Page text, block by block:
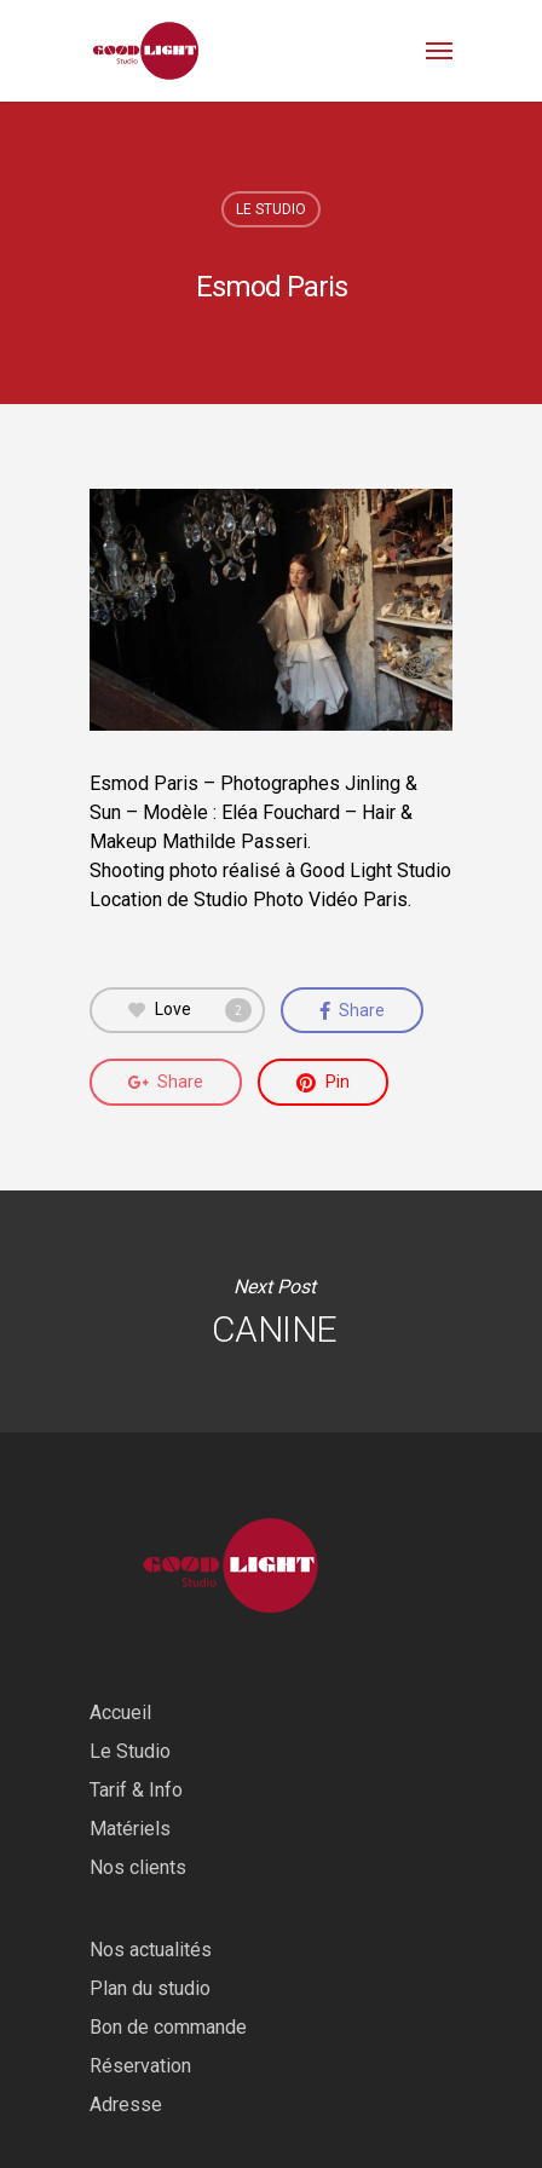
LE STUDIO
Esmod Paris
Esmod Paris – Photographes Jinling &
Sun – Modèle : Eléa Fouchard – Hair &
Makeup Mathilde Passeri.
Shooting photo réalisé à Good Light Studio
Location de Studio Photo Vidéo Paris.
Love 2 Share
Share Pin
Next Post
CANINE
Accueil
Le Studio
Tarif & Info
Matériels
Nos clients
Nos actualités
Plan du studio
Bon de commande
Réservation
Adresse